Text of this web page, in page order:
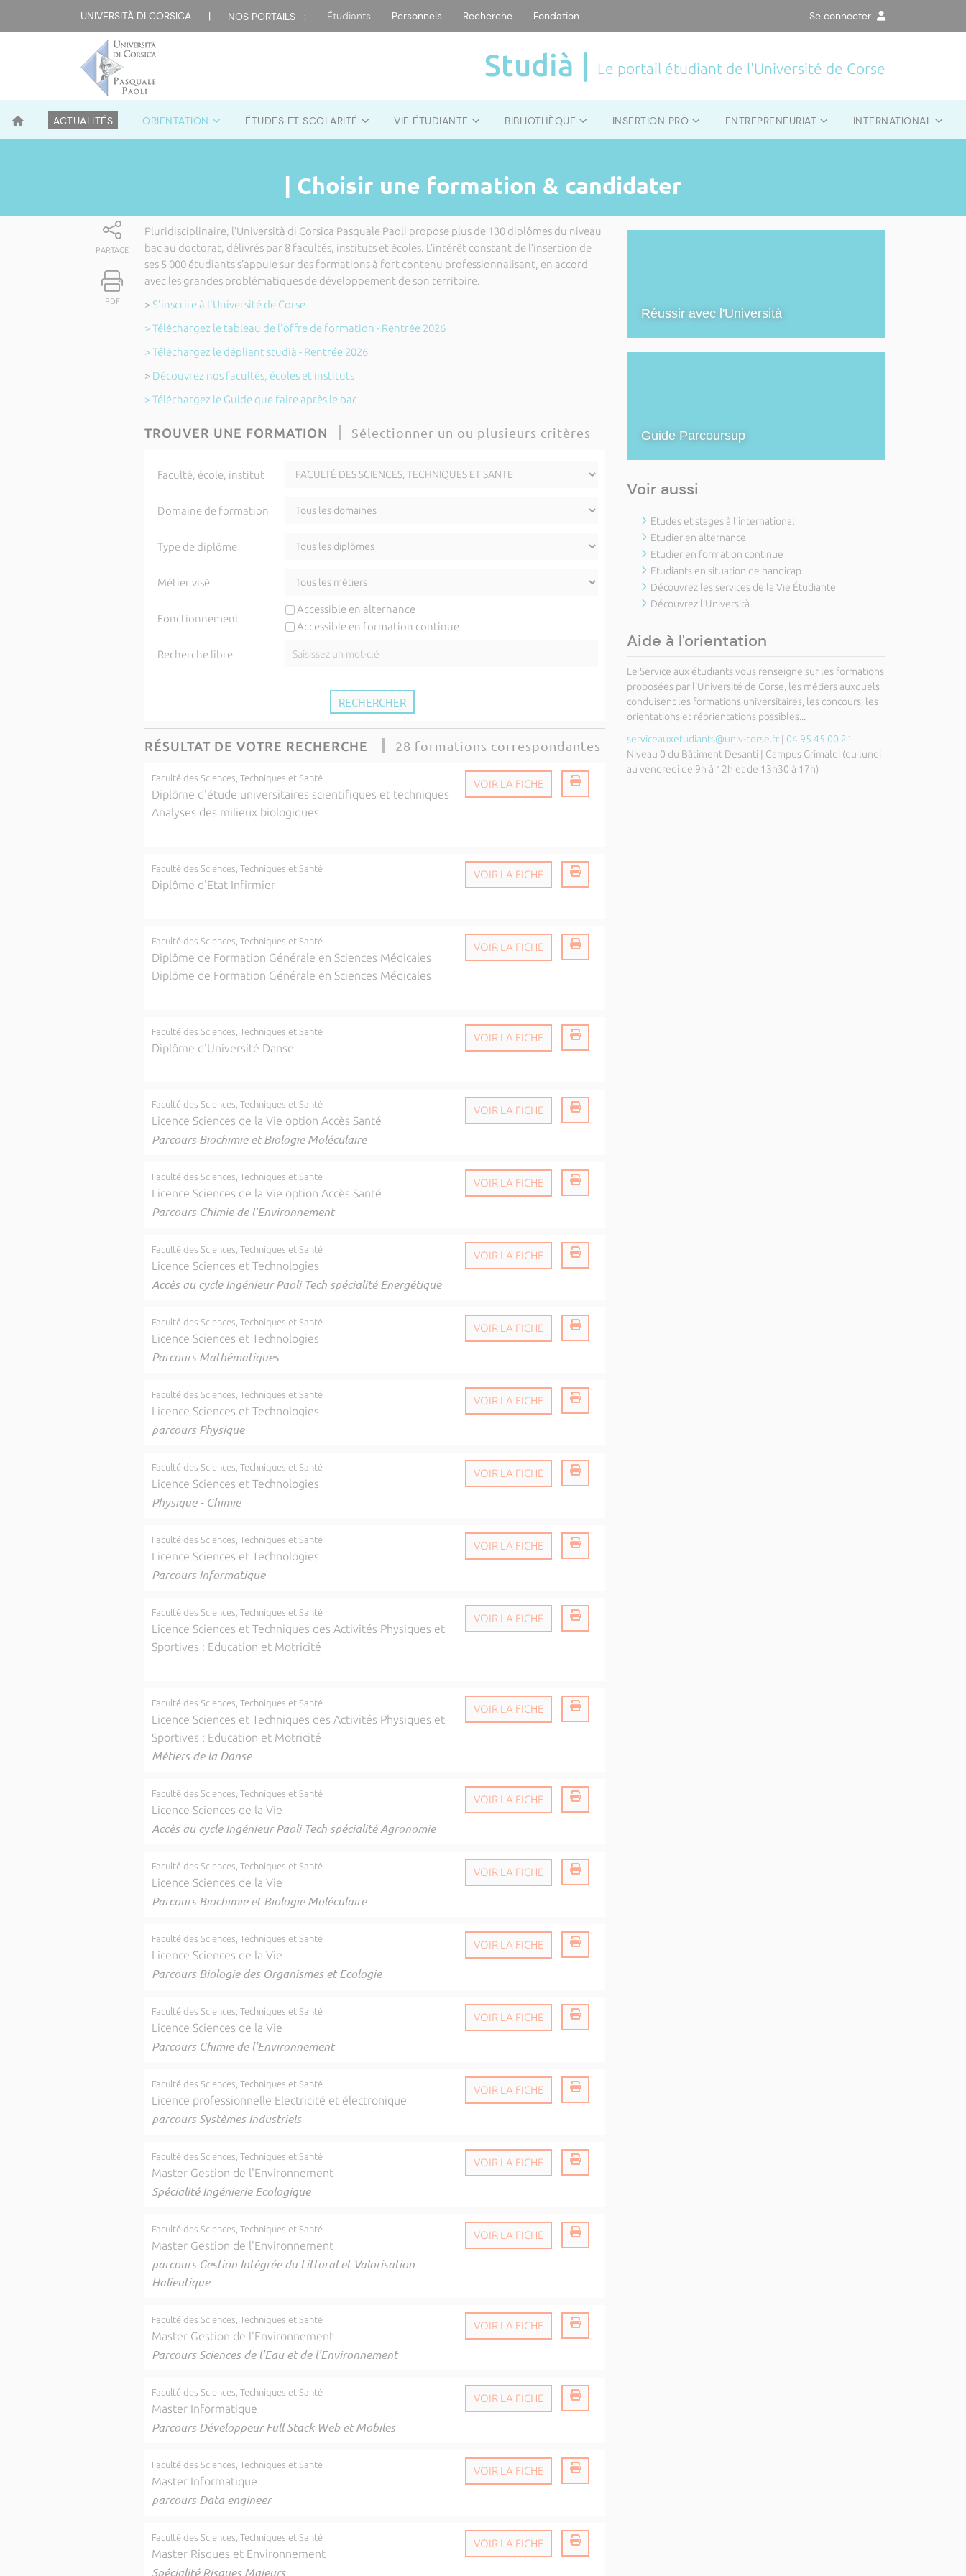
UNIVERSITÀ DI CORSICA | NOS PORTAILS : Étudiants Personnels Recherche Fondation Se connecter
Studià | Le portail étudiant de l'Université de Corse
ACTUALITÉS ORIENTATION ÉTUDES ET SCOLARITÉ VIE ÉTUDIANTE BIBLIOTHÈQUE INSERTION PRO ENTREPRENEURIAT INTERNATIONAL
| Choisir une formation & candidater
PARTAGE
PDF
Pluridisciplinaire, l’Università di Corsica Pasquale Paoli propose plus de 130 diplômes du niveau
bac au doctorat, délivrés par 8 facultés, instituts et écoles. L’intérêt constant de l’insertion de
ses 5 000 étudiants s’appuie sur des formations à fort contenu professionnalisant, en accord
avec les grandes problématiques de développement de son territoire.
> S'inscrire à l'Université de Corse
> Téléchargez le tableau de l'offre de formation - Rentrée 2026
> Téléchargez le dépliant studià - Rentrée 2026
> Découvrez nos facultés, écoles et instituts
> Téléchargez le Guide que faire après le bac
TROUVER UNE FORMATION Sélectionner un ou plusieurs critères
Faculté, école, institut
Domaine de formation
Type de diplôme
Métier visé
Fonctionnement
Accessible en alternance
Accessible en formation continue
Recherche libre
RÉSULTAT DE VOTRE RECHERCHE 28 formations correspondantes
Faculté des Sciences, Techniques et Santé
Diplôme d'étude universitaires scientifiques et techniques
Analyses des milieux biologiques
VOIR LA FICHE
Faculté des Sciences, Techniques et Santé
Diplôme d'Etat Infirmier
VOIR LA FICHE
Faculté des Sciences, Techniques et Santé
Diplôme de Formation Générale en Sciences Médicales
Diplôme de Formation Générale en Sciences Médicales
VOIR LA FICHE
Faculté des Sciences, Techniques et Santé
Diplôme d'Université Danse
VOIR LA FICHE
Faculté des Sciences, Techniques et Santé
Licence Sciences de la Vie option Accès Santé
Parcours Biochimie et Biologie Moléculaire
VOIR LA FICHE
Faculté des Sciences, Techniques et Santé
Licence Sciences de la Vie option Accès Santé
Parcours Chimie de l'Environnement
VOIR LA FICHE
Faculté des Sciences, Techniques et Santé
Licence Sciences et Technologies
Accès au cycle Ingénieur Paoli Tech spécialité Energétique
VOIR LA FICHE
Faculté des Sciences, Techniques et Santé
Licence Sciences et Technologies
Parcours Mathématiques
VOIR LA FICHE
Faculté des Sciences, Techniques et Santé
Licence Sciences et Technologies
parcours Physique
VOIR LA FICHE
Faculté des Sciences, Techniques et Santé
Licence Sciences et Technologies
Physique - Chimie
VOIR LA FICHE
Faculté des Sciences, Techniques et Santé
Licence Sciences et Technologies
Parcours Informatique
VOIR LA FICHE
Faculté des Sciences, Techniques et Santé
Licence Sciences et Techniques des Activités Physiques et
Sportives : Education et Motricité
VOIR LA FICHE
Faculté des Sciences, Techniques et Santé
Licence Sciences et Techniques des Activités Physiques et
Sportives : Education et Motricité
Métiers de la Danse
VOIR LA FICHE
Faculté des Sciences, Techniques et Santé
Licence Sciences de la Vie
Accès au cycle Ingénieur Paoli Tech spécialité Agronomie
VOIR LA FICHE
Faculté des Sciences, Techniques et Santé
Licence Sciences de la Vie
Parcours Biochimie et Biologie Moléculaire
VOIR LA FICHE
Faculté des Sciences, Techniques et Santé
Licence Sciences de la Vie
Parcours Biologie des Organismes et Ecologie
VOIR LA FICHE
Faculté des Sciences, Techniques et Santé
Licence Sciences de la Vie
Parcours Chimie de l'Environnement
VOIR LA FICHE
Faculté des Sciences, Techniques et Santé
Licence professionnelle Electricité et électronique
parcours Systèmes Industriels
VOIR LA FICHE
Faculté des Sciences, Techniques et Santé
Master Gestion de l'Environnement
Spécialité Ingénierie Ecologique
VOIR LA FICHE
Faculté des Sciences, Techniques et Santé
Master Gestion de l'Environnement
parcours Gestion Intégrée du Littoral et Valorisation
Halieutique
VOIR LA FICHE
Faculté des Sciences, Techniques et Santé
Master Gestion de l'Environnement
Parcours Sciences de l'Eau et de l'Environnement
VOIR LA FICHE
Faculté des Sciences, Techniques et Santé
Master Informatique
Parcours Développeur Full Stack Web et Mobiles
VOIR LA FICHE
Faculté des Sciences, Techniques et Santé
Master Informatique
parcours Data engineer
VOIR LA FICHE
Faculté des Sciences, Techniques et Santé
Master Risques et Environnement
Spécialité Risques Majeurs
VOIR LA FICHE
Réussir avec l'Università
Guide Parcoursup
Voir aussi
Etudes et stages à l'international
Etudier en alternance
Etudier en formation continue
Etudiants en situation de handicap
Découvrez les services de la Vie Étudiante
Découvrez l'Università
Aide à l'orientation
Le Service aux étudiants vous renseigne sur les formations
proposées par l'Université de Corse, les métiers auxquels
conduisent les formations universitaires, les concours, les
orientations et réorientations possibles...
serviceauxetudiants@univ-corse.fr| 04 95 45 00 21
Niveau 0 du Bâtiment Desanti | Campus Grimaldi (du lundi
au vendredi de 9h à 12h et de 13h30 à 17h)